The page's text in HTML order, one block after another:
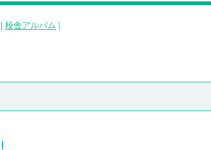
校舎アルバム